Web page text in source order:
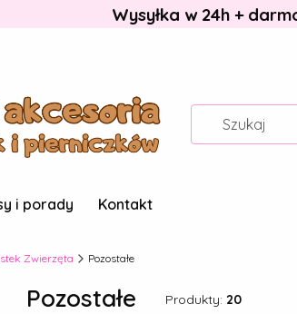
Wysyłka w 24h +
i porady Kontakt
Zwierzęta Pozostałe
Pozostałe Produkty: 20